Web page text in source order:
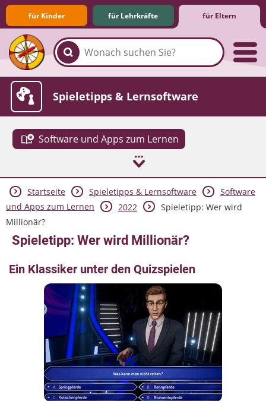
für Kinder für Lehrkräfte für Eltern
Familie & Medien
Spieletipps & Lernsoftware
Software und Apps zum Lernen
Die Jüngsten im Netz
Lexikon
Aktuelles
Startseite Spieletipps & Lernsoftware
Software
und Apps zum Lernen
2022
Spieletipp: Wer wird
Millionär?
Spieletipp: Wer wird Millionär?
Ein Klassiker unter den Quizspielen